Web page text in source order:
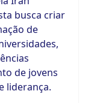
busca criar
de
de jovens
liderança.